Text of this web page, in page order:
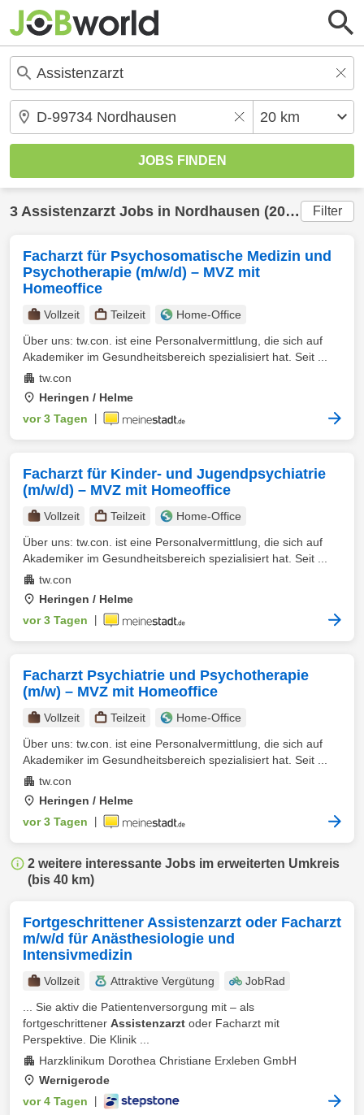
3 Assistenzarzt Jobs in Nordhausen (20 km) gefunden Filter
Facharzt für Psychosomatische Medizin und
Psychotherapie (m/w/d) – MVZ mit
Homeoffice
Vollzeit Teilzeit
Home-Office
Über uns: tw.con. ist eine Personalvermittlung, die sich auf
Akademiker im Gesundheitsbereich spezialisiert hat. Seit ...
tw.con
Heringen / Helme
vor 3 Tagen
Facharzt für Kinder- und Jugendpsychiatrie
(m/w/d) – MVZ mit Homeoffice
Vollzeit Teilzeit
Home-Office
Über uns: tw.con. ist eine Personalvermittlung, die sich auf
Akademiker im Gesundheitsbereich spezialisiert hat. Seit ...
tw.con
Heringen / Helme
vor 3 Tagen
Facharzt Psychiatrie und Psychotherapie
(m/w) – MVZ mit Homeoffice
Vollzeit Teilzeit
Home-Office
Über uns: tw.con. ist eine Personalvermittlung, die sich auf
Akademiker im Gesundheitsbereich spezialisiert hat. Seit ...
tw.con
Heringen / Helme
vor 3 Tagen
2 weitere interessante Jobs im erweiterten Umkreis
(bis 40 km)
Fortgeschrittener Assistenzarzt oder Facharzt
m/w/d für Anästhesiologie und
Intensivmedizin
Vollzeit Attraktive Vergütung
JobRad
... Sie aktiv die Patientenversorgung mit – als
fortgeschrittener Assistenzarzt oder Facharzt mit
Perspektive. Die Klinik ...
Harzklinikum Dorothea Christiane Erxleben GmbH
Wernigerode
vor 4 Tagen